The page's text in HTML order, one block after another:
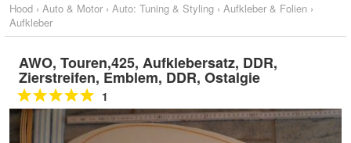
Hood › Auto & Motor › Auto: Tuning & Styling › Aufkleber & Folien ›
Aufkleber
AWO, Touren,425, Aufklebersatz, DDR,
Zierstreifen, Emblem, DDR, Ostalgie
1